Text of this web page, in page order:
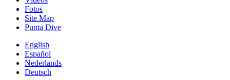
Fotos
Site Map
Punta Dive
English
Español
Nederlands
Deutsch